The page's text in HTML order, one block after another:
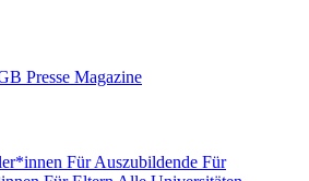
Presse Magazine
Für Auszubildende Für